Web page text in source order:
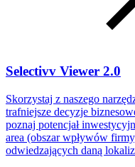
Selectivv Viewer 2.0
Skorzystaj z naszego
trafniejsze decyzje
poznaj potencjał
area (obszar wpływów
odwiedzających daną